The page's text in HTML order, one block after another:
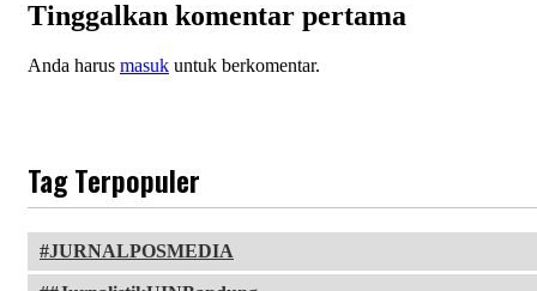
Tinggalkan komentar pertama
Anda harus masuk untuk berkomentar.
Tag Terpopuler
JURNALPOSMEDIA